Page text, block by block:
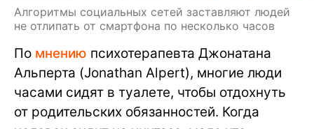
Алгоритмы социальных сетей заставляют людей
не отлипать от смартфона по несколько часов
По мнению психотерапевта Джонатана
Альперта (Jonathan Alpert), многие люди
часами сидят в туалете, чтобы отдохнуть
от родительских обязанностей. Когда